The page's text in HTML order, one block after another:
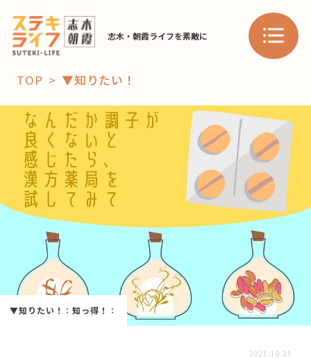
志木・朝霞ライフを素敵に
「コト」
子育て
暮らし
おすすめ
スポット 学び・教育
「場」
HAREL HAREL
活用事例
TOP ▼知りたい！
▼知りたい！ ：知っ得！ ：
2021.10.25